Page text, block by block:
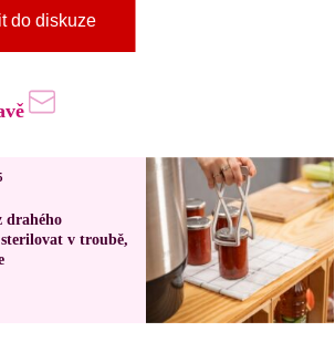
do diskuze
drahého
v troubě,